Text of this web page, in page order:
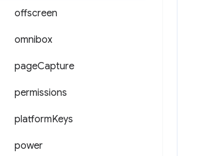
offscreen
omnibox
pageCapture
permissions
platformKeys
power